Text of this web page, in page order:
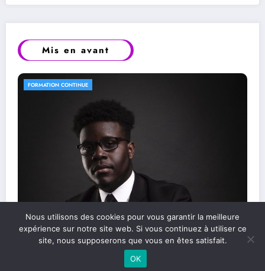
Mis en avant
FORMATION CONTINUE
Les compétences essentielles pour réussir
dans le monde professionnel
Nous utilisons des cookies pour vous garantir la meilleure
expérience sur notre site web. Si vous continuez à utiliser ce
site, nous supposerons que vous en êtes satisfait.
OK